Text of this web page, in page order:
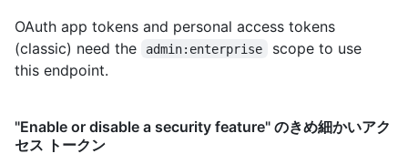
OAuth app tokens and personal access tokens
(classic) need the
admin:enterprise
scope to use
this endpoint.
"Enable or disable a security feature" のきめ細かいアク
セス トークン